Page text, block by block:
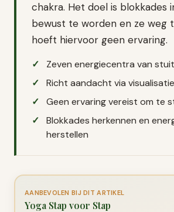
chakra. Het doel is blokkades
bewust te worden en ze weg
hoeft hiervoor geen ervaring.
Zeven energiecentra van
Richt aandacht via
Geen ervaring vereist om te
Blokkades herkennen en
herstellen
AANBEVOLEN BIJ DIT ARTIKEL
Yoga Stap voor Stap